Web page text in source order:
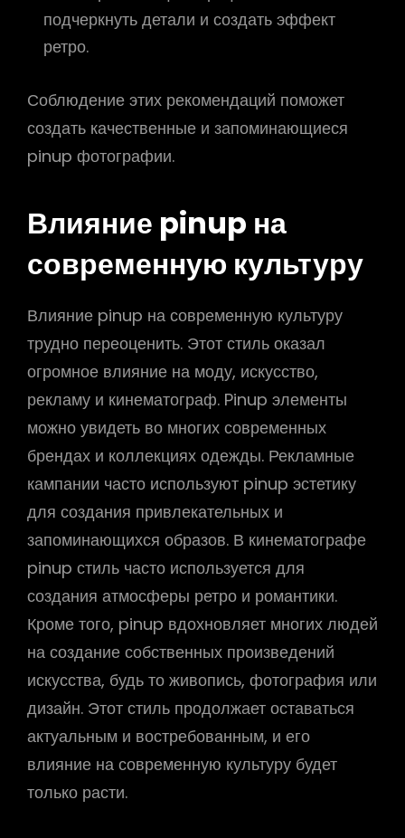
подчеркнуть детали и создать эффект
ретро.
Соблюдение этих рекомендаций поможет
создать качественные и запоминающиеся
pinup фотографии.
Влияние pinup на
современную культуру
Влияние pinup на современную культуру
трудно переоценить. Этот стиль оказал
огромное влияние на моду, искусство,
рекламу и кинематограф. Pinup элементы
можно увидеть во многих современных
брендах и коллекциях одежды. Рекламные
кампании часто используют pinup эстетику
для создания привлекательных и
запоминающихся образов. В кинематографе
pinup стиль часто используется для
создания атмосферы ретро и романтики.
Кроме того, pinup вдохновляет многих людей
на создание собственных произведений
искусства, будь то живопись, фотография или
дизайн. Этот стиль продолжает оставаться
актуальным и востребованным, и его
влияние на современную культуру будет
только расти.